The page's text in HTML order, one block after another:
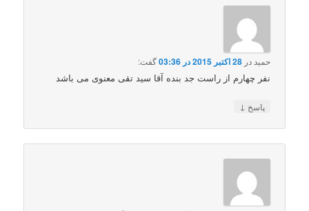
حمید در28 اکتبر 2015 در 03:36 گفت:
نفر چهارم از راست جد بنده آقا سید تقی معنوی می باشد
پاسخ ↓